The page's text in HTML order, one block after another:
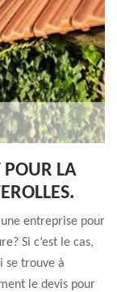
POUR LA
une entreprise pour
Si c’est le cas,
se trouve à
le devis pour